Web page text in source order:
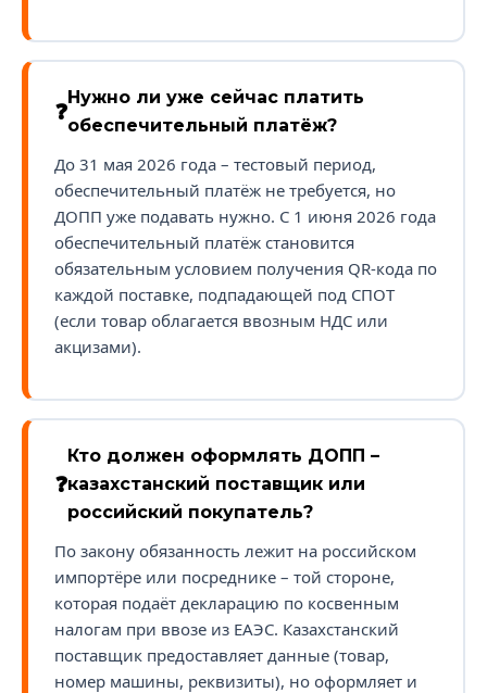
Нужно ли уже сейчас платить
обеспечительный платёж?
До 31 мая 2026 года – тестовый период,
обеспечительный платёж не требуется, но
ДОПП уже подавать нужно. С 1 июня 2026 года
обеспечительный платёж становится
обязательным условием получения QR-кода по
каждой поставке, подпадающей под СПОТ
(если товар облагается ввозным НДС или
акцизами).
Кто должен оформлять ДОПП –
казахстанский поставщик или
российский покупатель?
По закону обязанность лежит на российском
импортёре или посреднике – той стороне,
которая подаёт декларацию по косвенным
налогам при ввозе из ЕАЭС. Казахстанский
поставщик предоставляет данные (товар,
номер машины, реквизиты), но оформляет и